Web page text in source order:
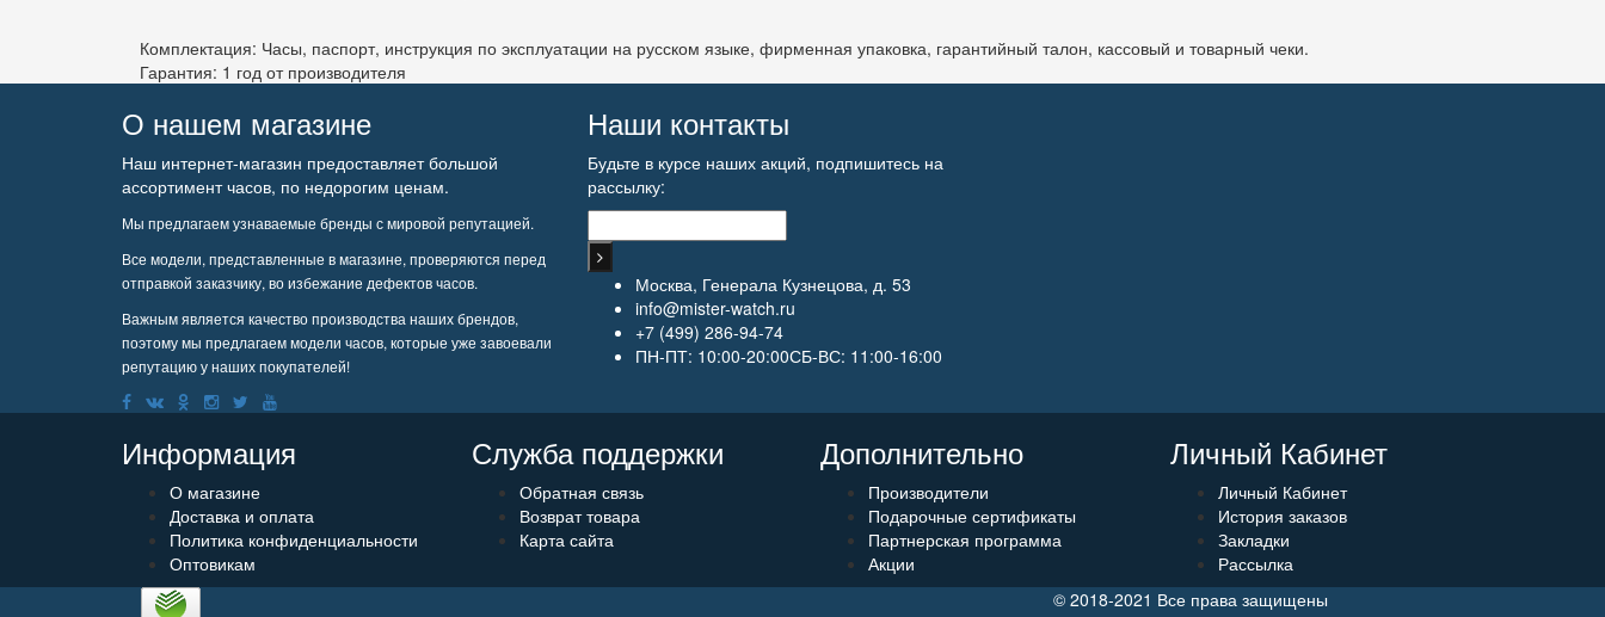
Комплектация: Часы, паспорт, инструкция по эксплуатации на русском языке, фирменная упаковка, гарантийный талон, кассовый и товарный чеки.
Гарантия: 1 год от производителя
О нашем магазине
Наш интернет-магазин предоставляет большой
ассортимент часов, по недорогим ценам.
Мы предлагаем узнаваемые бренды с мировой репутацией.
Все модели, представленные в магазине, проверяются перед
отправкой заказчику, во избежание дефектов часов.
Важным является качество производства наших брендов,
поэтому мы предлагаем модели часов, которые уже завоевали
репутацию у наших покупателей!
Наши контакты
Будьте в курсе наших акций, подпишитесь на
рассылку:
Москва, Генерала Кузнецова, д. 53
info@mister-watch.ru
+7 (499) 286-94-74
ПН-ПТ: 10:00-20:00СБ-ВС: 11:00-16:00
Информация
О магазине
Доставка и оплата
Политика конфиденциальности
Оптовикам
Служба поддержки
Обратная связь
Возврат товара
Карта сайта
Дополнительно
Производители
Подарочные сертификаты
Партнерская программа
Акции
Личный Кабинет
Личный Кабинет
История заказов
Закладки
Рассылка
© 2018-2021 Все права защищены